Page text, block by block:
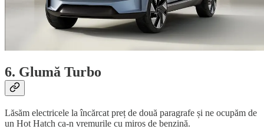
6. Glumă Turbo
Lăsăm electricele la încărcat preț de două paragrafe și ne ocupăm de
un Hot Hatch ca-n vremurile cu miros de benzină.